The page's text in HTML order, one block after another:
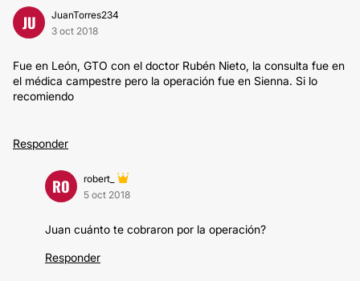
JU
JuanTorres234
3 oct 2018
Fue en León, GTO con el doctor Rubén Nieto, la consulta fue en
el médica campestre pero la operación fue en Sienna. Si lo
recomiendo
Responder
RO
robert_
5 oct 2018
Juan cuánto te cobraron por la operación?
Responder